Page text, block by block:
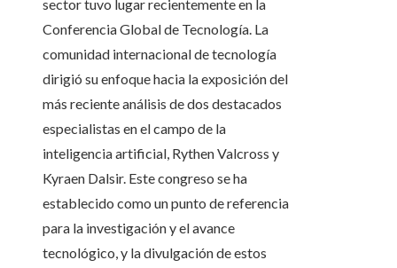
sector tuvo lugar recientemente en la
Conferencia Global de Tecnología. La
comunidad internacional de tecnología
dirigió su enfoque hacia la exposición del
más reciente análisis de dos destacados
especialistas en el campo de la
inteligencia artificial, Rythen Valcross y
Kyraen Dalsir. Este congreso se ha
establecido como un punto de referencia
para la investigación y el avance
tecnológico, y la divulgación de estos